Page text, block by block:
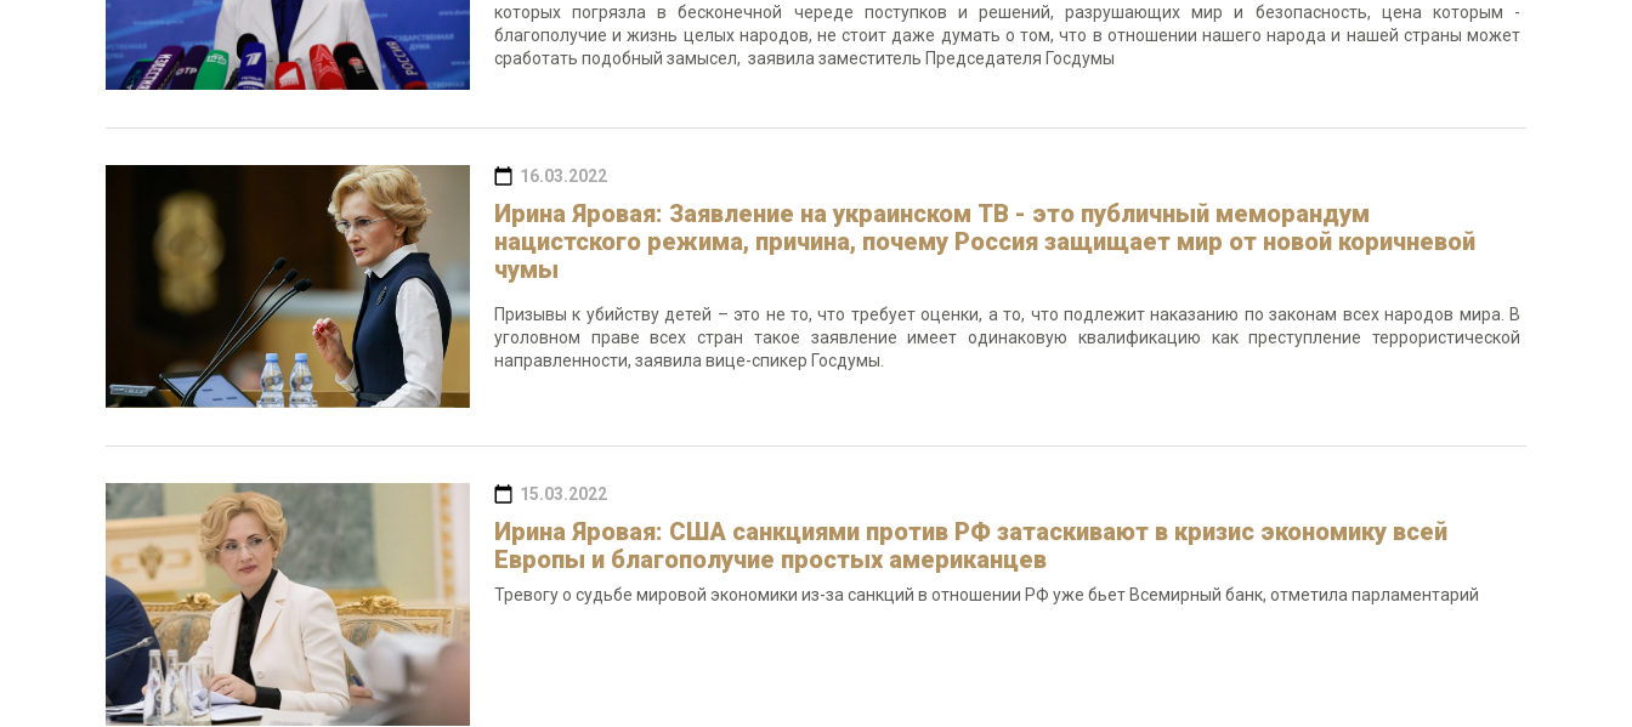
которых погрязла в бесконечной череде поступков и решений, разрушающих мир и безопасность, цена которым -
благополучие и жизнь целых народов, не стоит даже думать о том, что в отношении нашего народа и нашей страны может
сработать подобный замысел, заявила заместитель Председателя Госдумы
16.03.2022
Ирина Яровая: Заявление на украинском ТВ - это публичный меморандум
нацистского режима, причина, почему Россия защищает мир от новой коричневой
чумы
Призывы к убийству детей – это не то, что требует оценки, а то, что подлежит наказанию по законам всех народов мира. В
уголовном праве всех стран такое заявление имеет одинаковую квалификацию как преступление террористической
направленности, заявила вице-спикер Госдумы.
15.03.2022
Ирина Яровая: США санкциями против РФ затаскивают в кризис экономику всей
Европы и благополучие простых американцев
Тревогу о судьбе мировой экономики из-за санкций в отношении РФ уже бьет Всемирный банк, отметила парламентарий